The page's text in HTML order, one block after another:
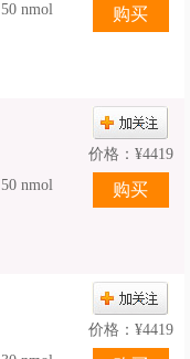
50 nmol
50 nmol
价格： ¥4419
价格： ¥4419